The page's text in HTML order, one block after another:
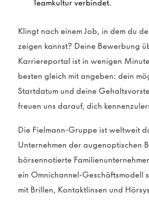
Teamkultur verbindet.
Klingt nach einem Job, in dem du
zeigen kannst? Deine Bewerbung
Karriereportal ist in wenigen
besten gleich mit angeben: dein
Startdatum und deine
freuen uns darauf, dich
Die Fielmann-Gruppe ist weltweit
Unternehmen der augenoptischen
börsennotierte
ein Omnichannel-Geschäftsmodell
mit Brillen, Kontaktlinsen und